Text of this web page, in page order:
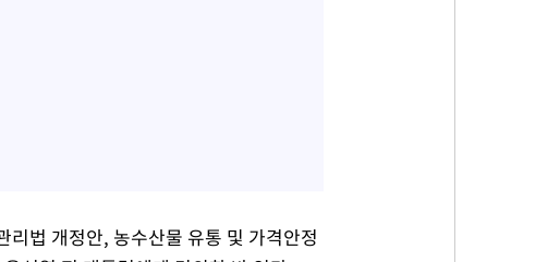
법 개정안, 농수산물 유통 및 가격안정